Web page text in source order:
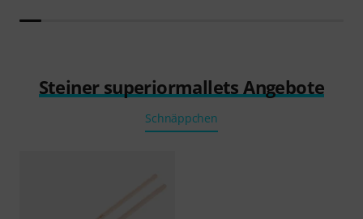
Steiner superiormallets Angebote
Schnäppchen